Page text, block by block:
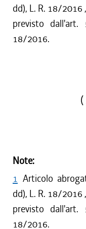
dd), L. R. 18/
previsto
18/2016.
Note:
1 Articolo
dd), L. R. 18/
previsto
18/2016.